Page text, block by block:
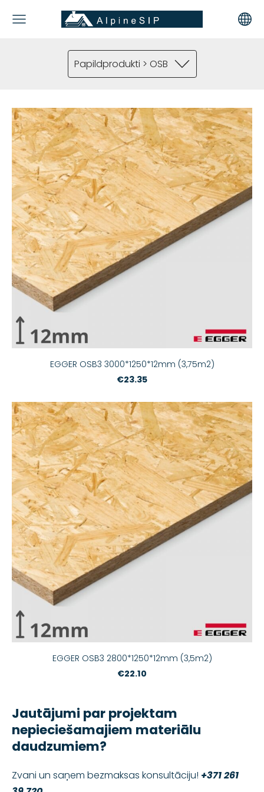
Papildprodukti > OSB
Jautājumi par projektam
nepieciešamajiem materiālu
daudzumiem?
Zvani un saņem bezmaksas konsultāciju! +371 261
EGGER OSB3 3000*1250*12mm (3,75m2)
€23.35
EGGER OSB3 2800*1250*12mm (3,5m2)
€22.10